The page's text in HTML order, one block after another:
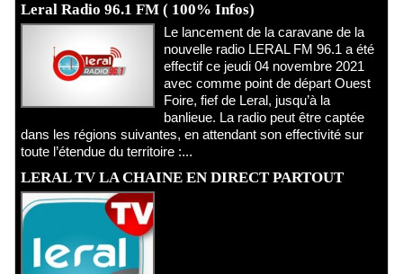
Leral Radio 96.1 FM ( 100% Infos)
Le lancement de la caravane de la
nouvelle radio LERAL FM 96.1 a été
effectif ce jeudi 04 novembre 2021
avec comme point de départ Ouest
Foire, fief de Leral, jusqu’à la
banlieue. La radio peut être captée
dans les régions suivantes, en attendant son effectivité sur
toute l’étendue du territoire :...
LERAL TV LA CHAINE EN DIRECT PARTOUT